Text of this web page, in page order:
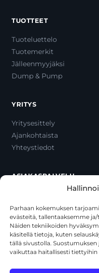
Parhaan kokemuksen
evästeitä, tallentaaksemme
Näiden tekniikoiden
käsitellä tietoja, kuten
tällä sivustolla.
vaikuttaa haitallisesti
TUOTTEET
Tuoteluettelo
Tuotemerkit
Jälleenmyyjäksi
Dump & Pump
YRITYS
Yritysesittely
Ajankohtaista
Yhteystiedot
ASIAKASPALVELU
Oma tili
Maksutavat
Toimitustavat
Usein kysytyt kysymykset
+358 44 270 3795
asiakaspalvelu@toolcat.fi